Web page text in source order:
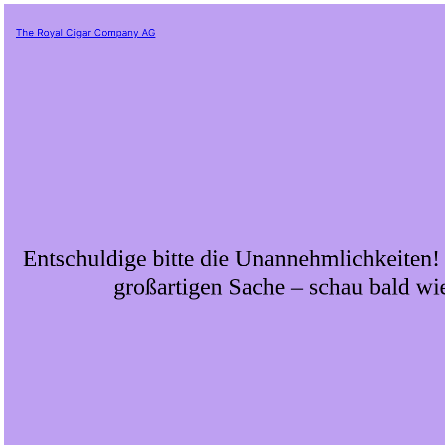
The Royal Cigar Company AG
Entschuldige bitte die
großartigen Sache – schau bald